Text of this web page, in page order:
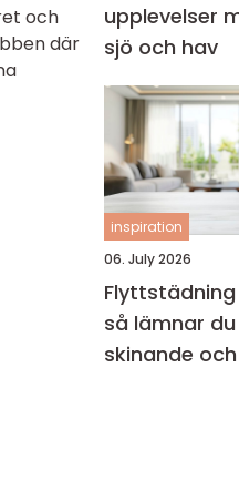
och
där
upplevelser
sjö och hav
inspiration
06. July 2026
så lämnar
skinande